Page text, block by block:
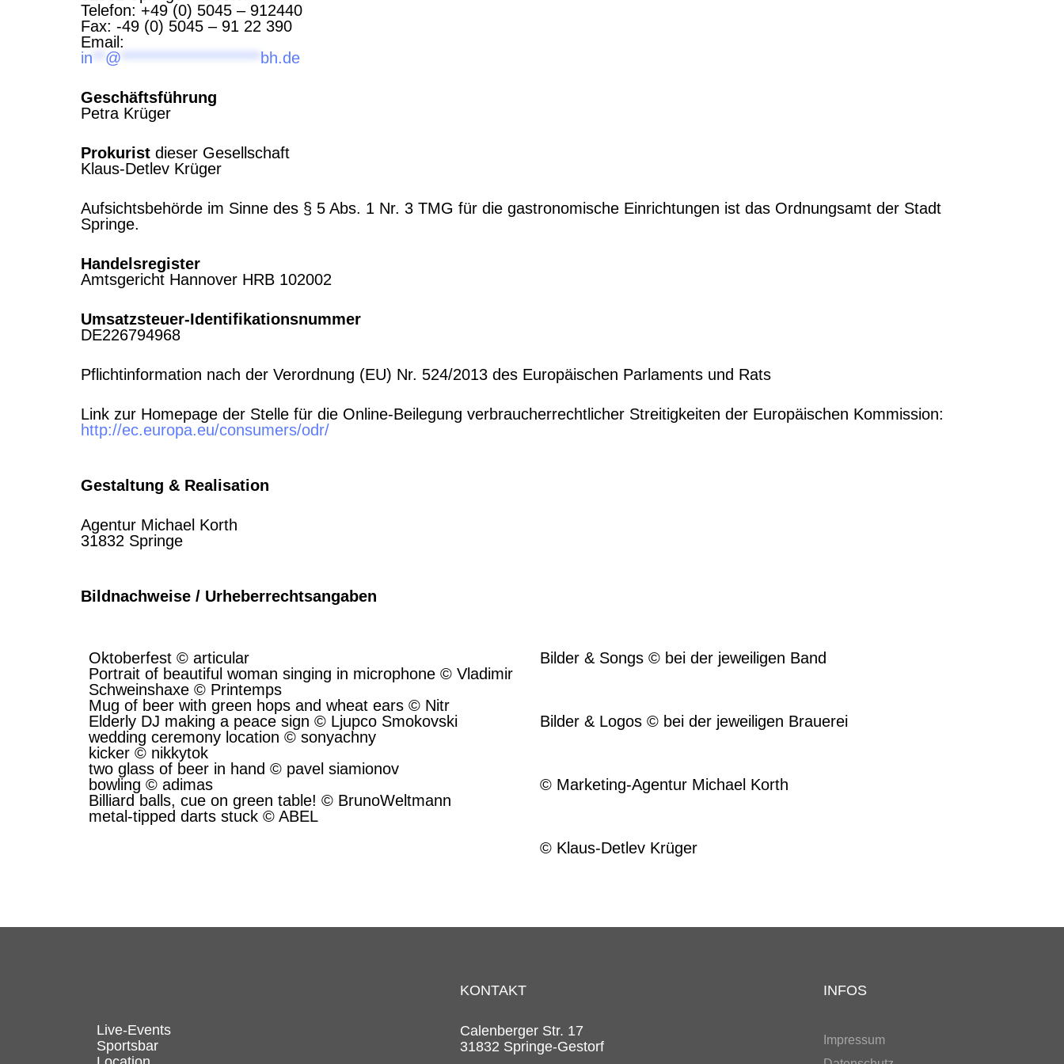
Telefon: +49 (0) 5045 – 912440
Fax: -49 (0) 5045 – 91 22 390
Email:
in
@ ********************** bh.de
Geschäftsführung
Petra Krüger
Prokurist dieser Gesellschaft
Klaus-Detlev Krüger
Aufsichtsbehörde im Sinne des § 5 Abs. 1 Nr. 3 TMG für die gastronomische Einrichtungen ist das Ordnungsamt der Stadt
Springe.
Handelsregister
Amtsgericht Hannover HRB 102002
Umsatzsteuer-Identifikationsnummer
DE226794968
Pflichtinformation nach der Verordnung (EU) Nr. 524/2013 des Europäischen Parlaments und Rats
Link zur Homepage der Stelle für die Online-Beilegung verbraucherrechtlicher Streitigkeiten der Europäischen Kommission:
http://ec.europa.eu/consumers/odr/
Gestaltung & Realisation
Agentur Michael Korth
31832 Springe
Bildnachweise / Urheberrechtsangaben
Oktoberfest © articular
Portrait of beautiful woman singing in microphone © Vladimir
Schweinshaxe © Printemps
Mug of beer with green hops and wheat ears © Nitr
Elderly DJ making a peace sign © Ljupco Smokovski
wedding ceremony location © sonyachny
kicker © nikkytok
two glass of beer in hand © pavel siamionov
bowling © adimas
Billiard balls, cue on green table! © BrunoWeltmann
metal-tipped darts stuck © ABEL
Bilder & Songs © bei der jeweiligen Band
Bilder & Logos © bei der jeweiligen Brauerei
© Marketing-Agentur Michael Korth
© Klaus-Detlev Krüger
Live-Events
Sportsbar
KONTAKT
Calenberger Str. 17
31832 Springe-Gestorf
INFOS
Impressum